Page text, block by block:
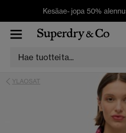
Kesäae- jopa 50%
YLAOSAT